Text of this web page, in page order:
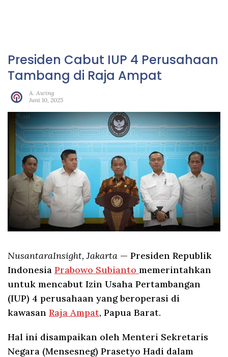
Presiden Cabut IUP 4 Perusahaan
Tambang di Raja Ampat
A. Awing
Juni 10, 2025
NusantaraInsight, Jakarta — Presiden Republik
Indonesia Prabowo Subianto memerintahkan
untuk mencabut Izin Usaha Pertambangan
(IUP) 4 perusahaan yang beroperasi di
kawasan Raja Ampat, Papua Barat.
Hal ini disampaikan oleh Menteri Sekretaris
Negara (Mensesneg) Prasetyo Hadi dalam